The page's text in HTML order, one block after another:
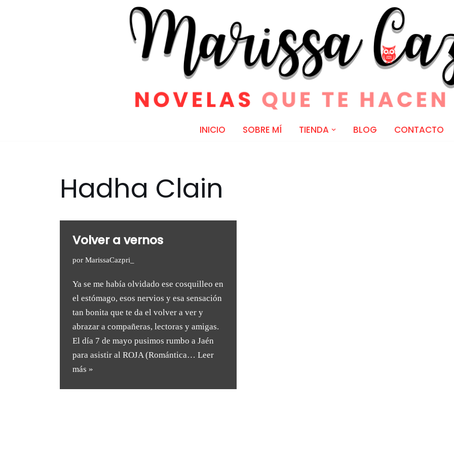
INICIO SOBRE MÍ TIENDA BLOG CONTACTO
Hadha Clain
Volver a vernos
porMarissaCazpri_
Ya se me había olvidado ese cosquilleo en
el estómago, esos nervios y esa sensación
tan bonita que te da el volver a ver y
abrazar a compañeras, lectoras y amigas.
El día 7 de mayo pusimos rumbo a Jaén
para asistir al ROJA (Romántica…Leer
más »